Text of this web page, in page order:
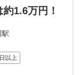
1.6万円！
駅
以上